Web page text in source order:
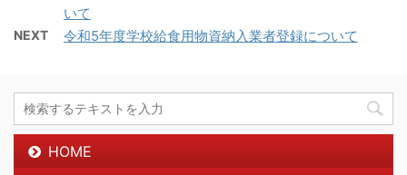
いて
NEXT 令和5年度学校給食用物資納入業者登録について
HOME